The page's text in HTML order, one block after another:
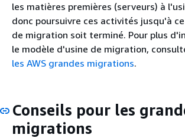
les matières premières (serveurs) à
donc poursuivre ces activités jusqu'à
de migration soit terminé. Pour plus
le modèle d'usine de migration,
les AWS grandes migrations.
Conseils pour les
migrations